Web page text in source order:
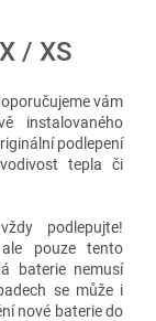
/ XS
vám
instalovaného
podlepení
tepla či
podlepujte!
ale pouze tento
baterie nemusí
se může i
nové baterie do